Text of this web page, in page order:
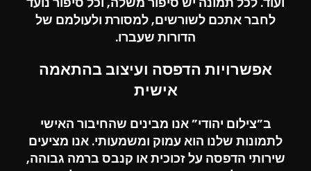
לחבר אתכם לשורשים, למסורת ולעולמם של
הדורות שעברו.
אפשרויות הדפסה ועיצוב בהתאמה
אישית
ב”צילום יהודי” אנו מבינים שהחיבור האישי
לתמונות שלנו הוא עמוק ומשמעותי. אנו מציעים
שירותי הדפסה על זכוכית או קנבס ברמה גבוהה,